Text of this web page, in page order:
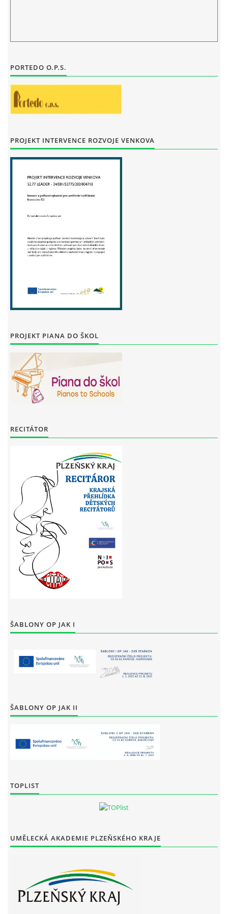
zus.stankov@tiscali.cz
© 2026 eStránky.cz |Tisk|Aktualizováno: 29. 7. 2026|Nahoru ↑
PORTEDO O.P.S.
PROJEKT INTERVENCE ROZVOJE VENKOVA
PROJEKT PIANA DO ŠKOL
RECITÁTOR
ŠABLONY OP JAK I
ŠABLONY OP JAK II
TOPLIST
UMĚLECKÁ AKADEMIE PLZEŇSKÉHO KRAJE